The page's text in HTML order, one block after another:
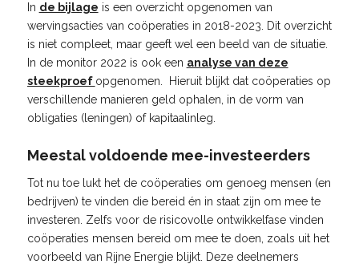
In de bijlage is een overzicht opgenomen van
wervingsacties van coöperaties in 2018-2023. Dit overzicht
is niet compleet, maar geeft wel een beeld van de situatie.
In de monitor 2022 is ook een analyse van deze
steekproef opgenomen. Hieruit blijkt dat coöperaties op
verschillende manieren geld ophalen, in de vorm van
obligaties (leningen) of kapitaalinleg.
Meestal voldoende mee-investeerders
Tot nu toe lukt het de coöperaties om genoeg mensen (en
bedrijven) te vinden die bereid én in staat zijn om mee te
investeren. Zelfs voor de risicovolle ontwikkelfase vinden
coöperaties mensen bereid om mee te doen, zoals uit het
voorbeeld van Rijne Energie blijkt. Deze deelnemers